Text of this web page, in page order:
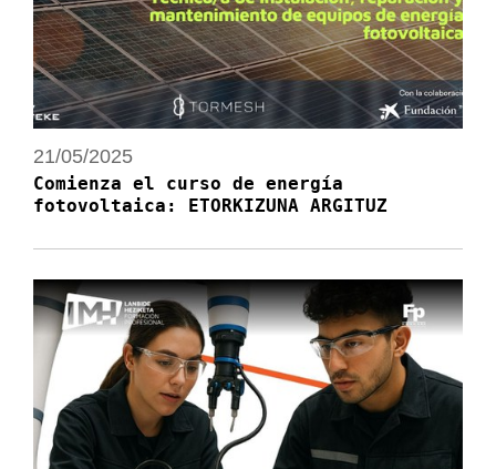
21/05/2025
Comienza el curso de energía
fotovoltaica: ETORKIZUNA ARGITUZ